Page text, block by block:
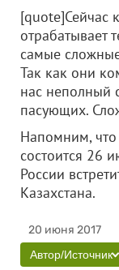
[quote]Сейчас
отрабатывает
самые
Так как они
нас неполный
пасующих.
Напомним, что
состоится 26
России
20 июня 2017
Автор/Источник